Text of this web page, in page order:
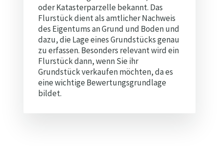
oder Katasterparzelle bekannt. Das
Flurstück dient als amtlicher Nachweis
des Eigentums an Grund und Boden und
dazu, die Lage eines Grundstücks genau
zu erfassen. Besonders relevant wird ein
Flurstück dann, wenn Sie ihr
Grundstück verkaufen möchten, da es
eine wichtige Bewertungsgrundlage
bildet.